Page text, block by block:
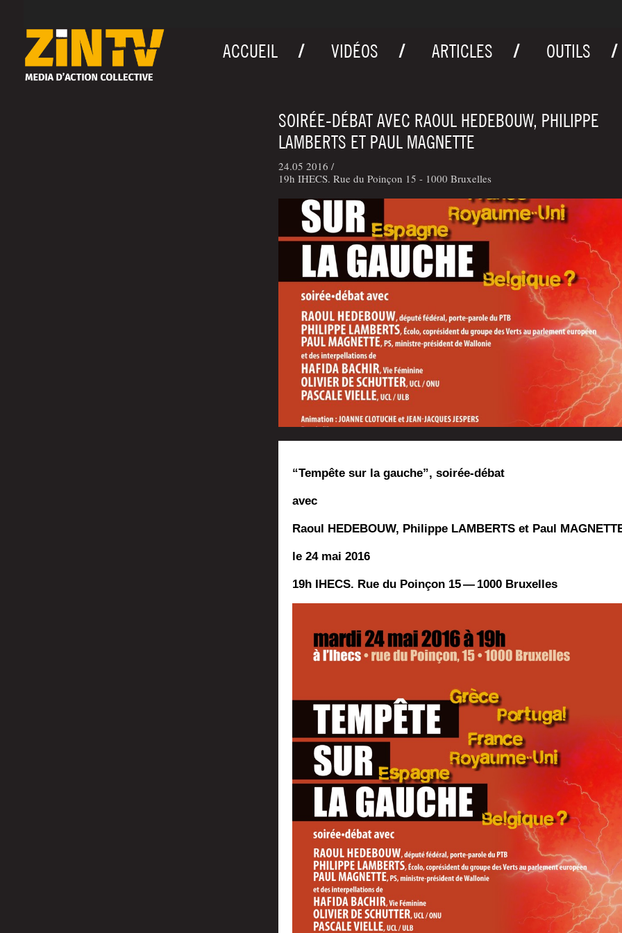
ACCUEIL VIDÉOS ARTICLES OUTILS
SOIRÉE-DÉBAT AVEC RAOUL HEDEBOUW, PHILIPPE
LAMBERTS ET PAUL MAGNETTE
24.05 2016 /
19h IHECS. Rue du Poinçon 15 - 1000 Bruxelles
“Tem­pête sur la gauche”, soirée-débat
avec
Raoul HEDEBOUW, Phi­lippe LAMBERTS et Paul
le 24 mai 2016
19h IHECS. Rue du Poin­çon 15 — 1000 Bruxelles